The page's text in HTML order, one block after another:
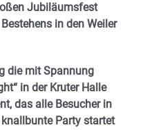
Jubiläumsfest
in den Weiler
die mit Spannung
in der Kruter Halle
das alle Besucher in
Party startet